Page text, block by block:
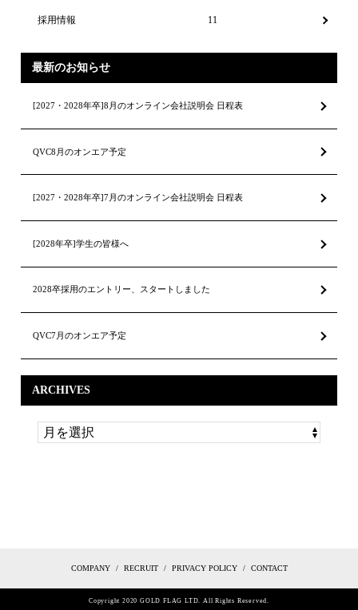
採用情報 11
最新のお知らせ
[2027・2028年卒]8月のオンライン会社説明会 日程表
QVC8月のオンエア予定
[2027・2028年卒]7月のオンライン会社説明会 日程表
[2028年卒]学生の皆様へ
2028卒採用のエントリー、スタートしました
QVC7月のオンエア予定
ARCHIVES
Copyright 2020 GOLD FLAG LTD. All Rights Reserved.
COMPANY RECRUIT PRIVACY POLICY CONTACT